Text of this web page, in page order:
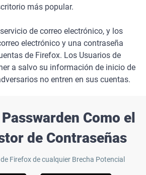
más popular.
de correo electrónico, y los
electrónico y una contraseña
de Firefox. Los Usuarios de
a salvo su información de inicio de
no entren en sus cuentas.
Como el
de Contraseñas
Firefox de cualquier Brecha Potencial